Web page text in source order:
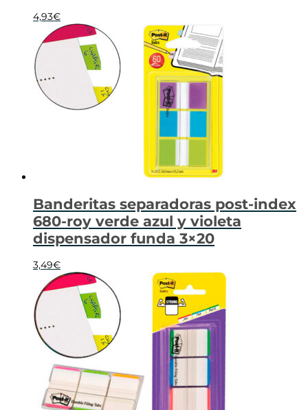
4,93€
Banderitas separadoras post-index
680-roy verde azul y violeta
dispensador funda 3×20
3,49€